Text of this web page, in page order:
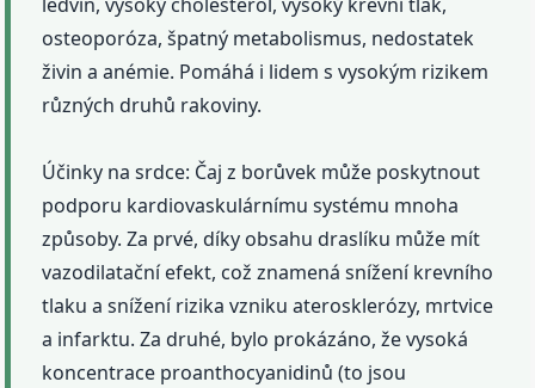
osteoporóza, špatný metabolismus, nedostatek
živin a anémie. Pomáhá i lidem s vysokým rizikem
různých druhů rakoviny.
Účinky na srdce: Čaj z borůvek může poskytnout
podporu kardiovaskulárnímu systému mnoha
způsoby. Za prvé, díky obsahu draslíku může mít
vazodilatační efekt, což znamená snížení krevního
tlaku a snížení rizika vzniku aterosklerózy, mrtvice
a infarktu. Za druhé, bylo prokázáno, že vysoká
koncentrace proanthocyanidinů (to jsou